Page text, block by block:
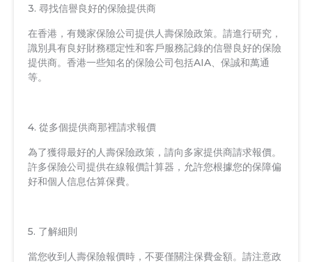
3. 尋找信譽良好的保險提供商
在香港，有幾家保險公司提供人壽保險政策。請進行研究，
識別具有良好財務穩定性和客戶服務記錄的信譽良好的保險
提供商。香港一些知名的保險公司包括AIA、保誠和萬通
等。
4. 從多個提供商那裡請求報價
為了獲得最好的人壽保險政策，請向多家提供商請求報價。
許多保險公司提供在線報價計算器，允許您根據您的保障偏
好和個人信息估算保費。
5. 了解細則
當您收到人壽保險報價時，不要僅關注保費金額。請注意政